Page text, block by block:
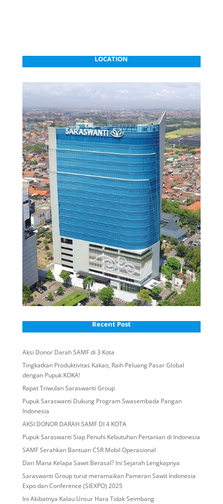
LOCATION
Recent Post
Aksi Donor Darah SAMF di 3 Kota
Tingkatkan Produktivitas Kakao, Raih Peluang Pasar Global
dengan Pupuk KOKA!
Rapat Triwulan Saraswanti Group
Pupuk Saraswanti Dukung Program Swasembada Pangan
Indonesia
AKSI DONOR DARAH SAMF DI 4 KOTA
Pupuk Saraswanti Siap Penuhi Kebutuhan Pertanian di Indonesia
SAMF Serahkan Bantuan CSR Mobil Operasional
Dari Mana Kelapa Sawit Berasal? Ini Sejarah Lengkapnya
Saraswanti Group turut meramaikan Pameran Sawit Indonesia
Expo dan Conference (SIEXPO) 2025
Ini Akibatnya Kalau Unsur Hara Tidak Seimbang